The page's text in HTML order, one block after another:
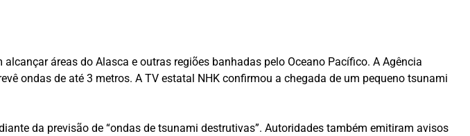
áreas do Alasca e outras regiões banhadas pelo Oceano Pacífico. A Agência
ondas de até 3 metros. A TV estatal NHK confirmou a chegada de um pequeno tsunami
da previsão de “ondas de tsunami destrutivas”. Autoridades também emitiram avisos